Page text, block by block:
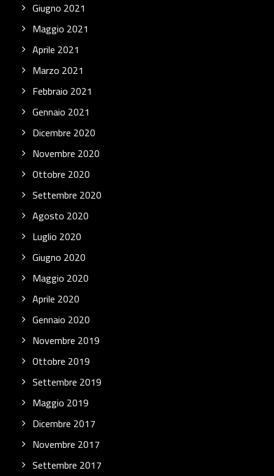
Giugno 2021
Maggio 2021
Aprile 2021
Marzo 2021
Febbraio 2021
Gennaio 2021
Dicembre 2020
Novembre 2020
Ottobre 2020
Settembre 2020
Agosto 2020
Luglio 2020
Giugno 2020
Maggio 2020
Aprile 2020
Gennaio 2020
Novembre 2019
Ottobre 2019
Settembre 2019
Maggio 2019
Dicembre 2017
Novembre 2017
Settembre 2017